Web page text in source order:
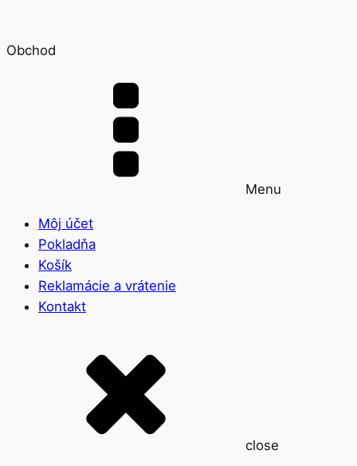
Obchod
Menu
Môj účet
Pokladňa
Košík
Reklamácie a vrátenie
Kontakt
close